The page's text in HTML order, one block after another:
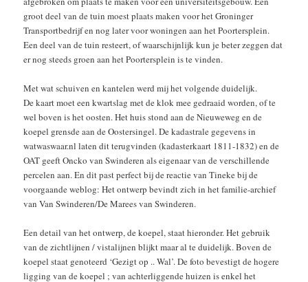
groot deel van de tuin moest plaats maken voor het Groninger
Transportbedrijf en nog later voor woningen aan het Poortersplein.
Een deel van de tuin resteert, of waarschijnlijk kun je beter zeggen dat
er nog steeds groen aan het Poortersplein is te vinden.
Met wat schuiven en kantelen werd mij het volgende duidelijk.
De kaart moet een kwartslag met de klok mee gedraaid worden, of te
wel boven is het oosten. Het huis stond aan de Nieuweweg en de
koepel grensde aan de Oostersingel. De kadastrale gegevens in
watwaswaar.nl laten dit terugvinden (kadasterkaart 1811-1832) en de
OAT geeft Oncko van Swinderen als eigenaar van de verschillende
percelen aan. En dit past perfect bij de reactie van Tineke bij de
voorgaande weblog: Het ontwerp bevindt zich in het familie-archief
van Van Swinderen/De Marees van Swinderen.
Een detail van het ontwerp, de koepel, staat hieronder. Het gebruik
van de zichtlijnen / vistalijnen blijkt maar al te duidelijk. Boven de
koepel staat genoteerd ‘Gezigt op .. Wal’. De foto bevestigt de hogere
ligging van de koepel ; van achterliggende huizen is enkel het